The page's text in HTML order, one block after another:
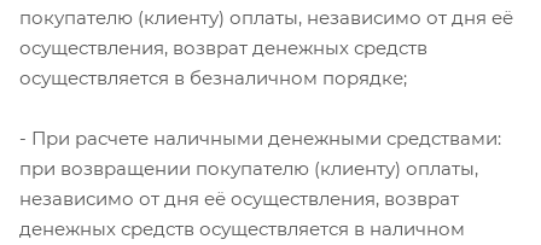
покупателю (клиенту) оплаты, независимо от дня её
осуществления, возврат денежных средств
осуществляется в безналичном порядке;
- При расчете наличными денежными средствами:
при возвращении покупателю (клиенту) оплаты,
независимо от дня её осуществления, возврат
денежных средств осуществляется в наличном